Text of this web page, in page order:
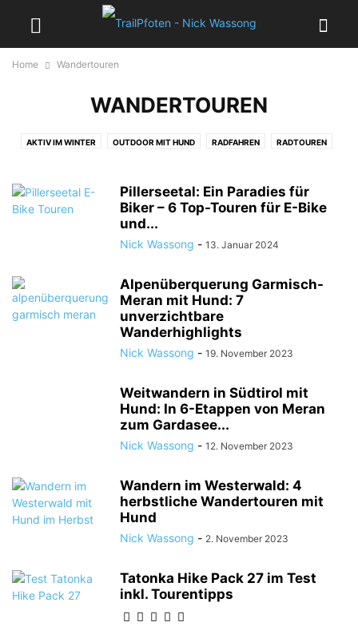
Home Wandertouren
WANDERTOUREN
AKTIV IM WINTER OUTDOOR MIT HUND RADFAHREN RADTOUREN
WANDERN IN LUXEMBURG WANDERN IN ÖSTERREICH
WANDERN IN SCHOTTLAND WANDERN IN SÜDTIROL
WANDERTOUREN WASSER AKTIVITÄTEN
Pillerseetal: Ein Paradies für
Biker – 6 Top-Touren für E-Bike
und...
Nick Wassong - 13. Januar 2024
Alpenüberquerung Garmisch-
Meran mit Hund: 7
unverzichtbare
Wanderhighlights
Nick Wassong - 19. November 2023
Weitwandern in Südtirol mit
Hund: In 6-Etappen von Meran
zum Gardasee...
Nick Wassong - 12. November 2023
Wandern im Westerwald: 4
herbstliche Wandertouren mit
Hund
Nick Wassong - 2. November 2023
Tatonka Hike Pack 27 im Test
inkl. Tourentipps